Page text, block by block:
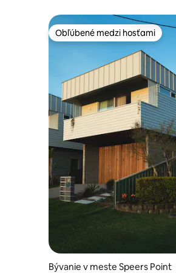
Obľúbené medzi hosťami
Obľúbené medzi hosťami
Bývanie v meste Speers Point